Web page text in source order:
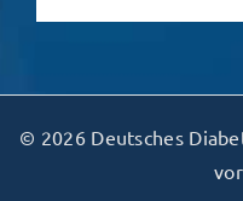
© 2026 Deutsches